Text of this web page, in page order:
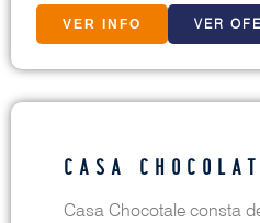
VER INFO VER
CASA
Casa Chocotale consta